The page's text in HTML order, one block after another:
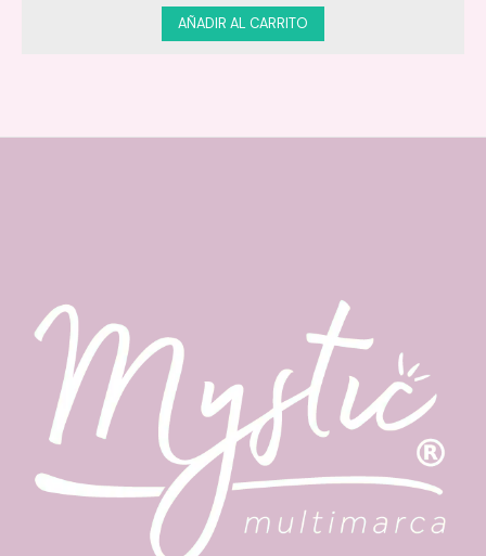
El Polvo Suelto Traslúcido es tu aliado para un
maquillaje impecable y duradero.
perfecto en todo momento.
AÑADIR AL CARRITO